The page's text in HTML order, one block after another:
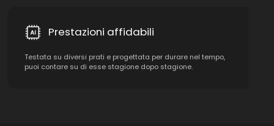
Prestazioni affidabili
Testata su diversi prati e progettata per durare nel tempo,
puoi contare su di esse stagione dopo stagione.